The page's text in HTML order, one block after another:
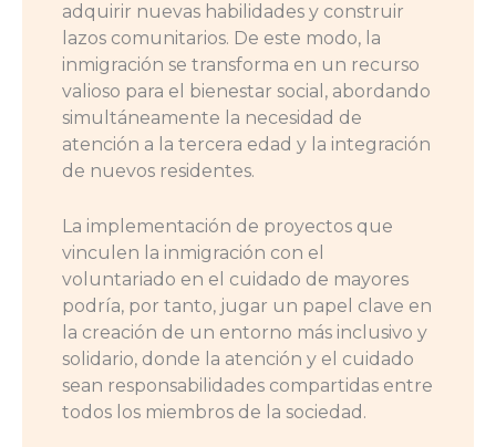
adquirir nuevas habilidades y construir
lazos comunitarios. De este modo, la
inmigración se transforma en un recurso
valioso para el bienestar social, abordando
simultáneamente la necesidad de
atención a la tercera edad y la integración
de nuevos residentes.
La implementación de proyectos que
vinculen la inmigración con el
voluntariado en el cuidado de mayores
podría, por tanto, jugar un papel clave en
la creación de un entorno más inclusivo y
solidario, donde la atención y el cuidado
sean responsabilidades compartidas entre
todos los miembros de la sociedad.